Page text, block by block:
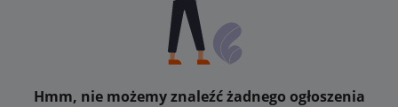
Hmm, nie możemy znaleźć żadnego ogłoszenia